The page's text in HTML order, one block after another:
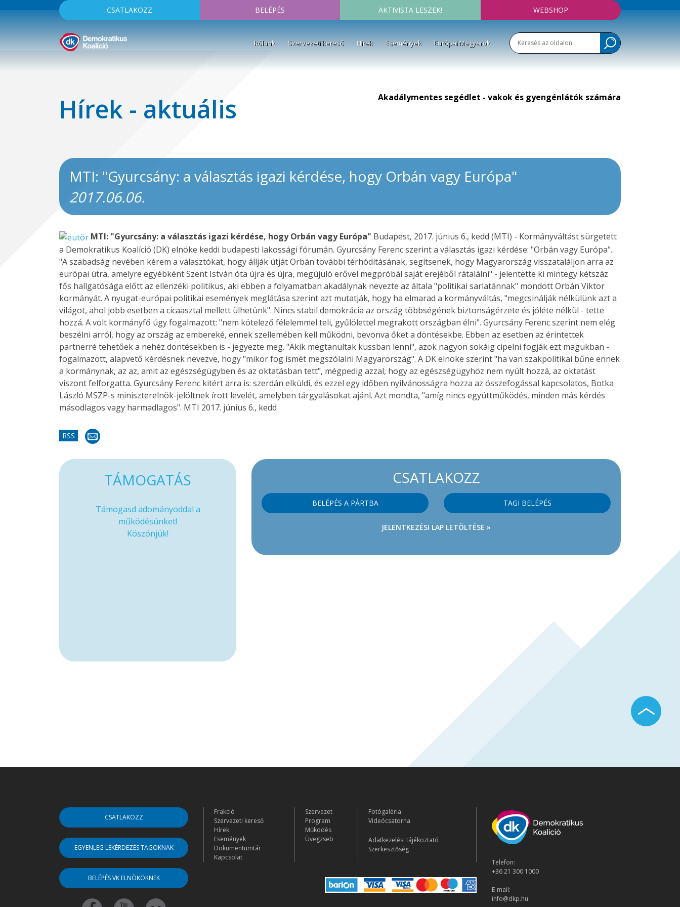
CSATLAKOZZ BELÉPÉS AKTIVISTA LESZEK! WEBSHOP
Rólunk Szervezeti kereső Hírek Események Európai Magyarok
Hírek - aktuális Akadálymentes segédlet - vakok és gyengénlátók számára
MTI: "Gyurcsány: a választás igazi kérdése, hogy Orbán vagy Európa"
2017.06.06.
MTI: "Gyurcsány: a választás igazi kérdése, hogy Orbán vagy Európa" Budapest, 2017. június 6., kedd (MTI) - Kormányváltást sürgetett
a Demokratikus Koalíció (DK) elnöke keddi budapesti lakossági fórumán. Gyurcsány Ferenc szerint a választás igazi kérdése: "Orbán vagy Európa".
"A szabadság nevében kérem a választókat, hogy állják útját Orbán további térhódításának, segítsenek, hogy Magyarország visszataláljon arra az
európai útra, amelyre egyébként Szent István óta újra és újra, megújuló erővel megpróbál saját erejéből rátalálni" - jelentette ki mintegy kétszáz
fős hallgatósága előtt az ellenzéki politikus, aki ebben a folyamatban akadálynak nevezte az általa "politikai sarlatánnak" mondott Orbán Viktor
kormányát. A nyugat-európai politikai események meglátása szerint azt mutatják, hogy ha elmarad a kormányváltás, "megcsinálják nélkülünk azt a
világot, ahol jobb esetben a cicaasztal mellett ülhetünk". Nincs stabil demokrácia az ország többségének biztonságérzete és jóléte nélkül - tette
hozzá. A volt kormányfő úgy fogalmazott: "nem kötelező félelemmel teli, gyűlölettel megrakott országban élni". Gyurcsány Ferenc szerint nem elég
beszélni arról, hogy az ország az embereké, ennek szellemében kell működni, bevonva őket a döntésekbe. Ebben az esetben az érintettek
partnerré tehetőek a nehéz döntésekben is - jegyezte meg. "Akik megtanultak kussban lenni", azok nagyon sokáig cipelni fogják ezt magukban -
fogalmazott, alapvető kérdésnek nevezve, hogy "mikor fog ismét megszólalni Magyarország". A DK elnöke szerint "ha van szakpolitikai bűne ennek
a kormánynak, az az, amit az egészségügyben és az oktatásban tett", mégpedig azzal, hogy az egészségügyhöz nem nyúlt hozzá, az oktatást
viszont felforgatta. Gyurcsány Ferenc kitért arra is: szerdán elküldi, és ezzel egy időben nyilvánosságra hozza az összefogással kapcsolatos, Botka
László MSZP-s miniszterelnök-jelöltnek írott levelét, amelyben tárgyalásokat ajánl. Azt mondta, "amíg nincs együttműködés, minden más kérdés
másodlagos vagy harmadlagos". MTI 2017. június 6., kedd
RSS
CSATLAKOZZ
BELÉPÉS A PÁRTBA TAGI BELÉPÉS
JELENTKEZÉSI LAP LETÖLTÉSE »
TÁMOGATÁS
Támogasd adományoddal a
működésünket!
Köszönjük!
CSATLAKOZZ
EGYENLEG LEKÉRDEZÉS TAGOKNAK
BELÉPÉS VK ELNÖKÖKNEK
Frakció
Szervezeti kereső
Hírek
Események
Dokumentumtár
Kapcsolat
Szervezet
Program
Működés
Üvegzseb
Fotógaléria
Videócsatorna
Adatkezelési tájékoztató
Szerkesztőség
Telefon:
+36 21 300 1000
E-mail:
info@dkp.hu